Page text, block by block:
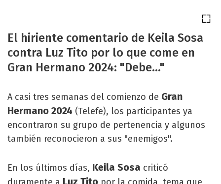
El hiriente comentario de Keila Sosa
contra Luz Tito por lo que come en
Gran Hermano 2024: "Debe..."
A casi tres semanas del comienzo de Gran
Hermano 2024 (Telefe), los participantes ya
encontraron su grupo de pertenencia y algunos
también reconocieron a sus "enemigos".
En los últimos días, Keila Sosa criticó
Luz Tito